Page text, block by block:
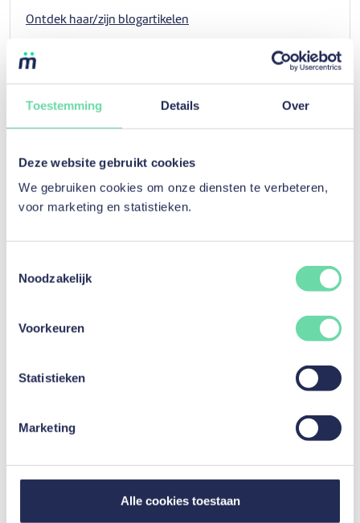
Toestemming Details Over
Deze website gebruikt cookies
We gebruiken cookies om onze diensten te verbeteren,
voor marketing en statistieken.
Noodzakelijk
Voorkeuren
Statistieken
Marketing
Alle cookies toestaan
Ontdek haar/zijn blogartikelen
Dit artikel is nagelezen op
Christophe Vanderstraeten, Product & Project Manager
10 maart 2020
Ontdek andere artikelen voor de